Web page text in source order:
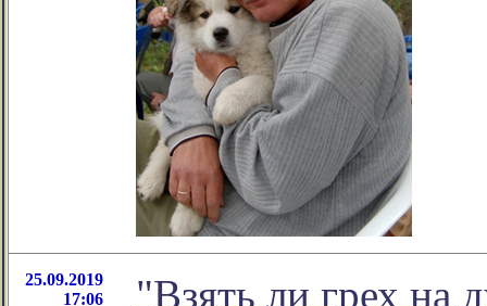
25.09.2019
17:06
"Взять ли грех на